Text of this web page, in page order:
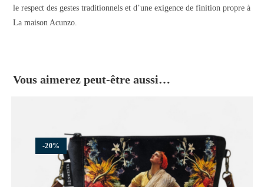
le respect des gestes traditionnels et d’une exigence de finition propre à
La maison Acunzo.
Vous aimerez peut-être aussi…
-20%